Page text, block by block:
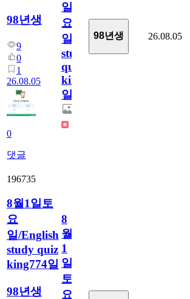
98년생
9
0
1
26.08.05
0
댓글
일
요
일/English
study
quiz
king775
일
98년생 26.08.05
196735
8월1일토
요
일/English
study quiz
king774일
98년생
8
월
1
일
토
요